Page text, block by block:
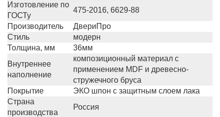
Изготовление по
ГОСТу
475-2016, 6629-88
Производитель
ДвериПро
Стиль
модерн
Толщина, мм
36мм
Внутреннее
наполнение
композиционный материал с
применением MDF и древесно-
стружечного бруса
Покрытие
ЭКО шпон с защитным слоем лака
Страна
производства
Россия